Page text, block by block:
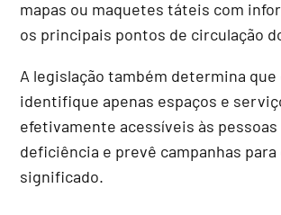
mapas ou maquetes táteis com
os principais pontos de circulação
A legislação também determina que
identifique apenas espaços e
efetivamente acessíveis às pessoas
deficiência e prevê campanhas
significado.